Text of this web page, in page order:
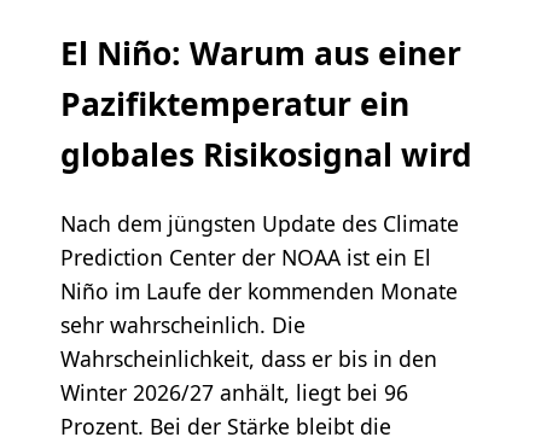
El Niño: Warum aus einer
Pazifiktemperatur ein
globales Risikosignal wird
Nach dem jüngsten Update des Climate
Prediction Center der NOAA ist ein El
Niño im Laufe der kommenden Monate
sehr wahrscheinlich. Die
Wahrscheinlichkeit, dass er bis in den
Winter 2026/27 anhält, liegt bei 96
Prozent. Bei der Stärke bleibt die